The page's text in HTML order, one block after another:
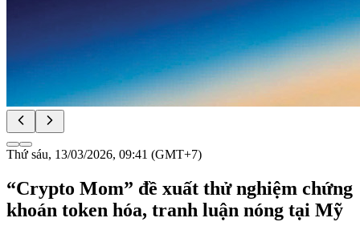
Thứ sáu, 13/03/2026, 09:41 (GMT+7)
“Crypto Mom” đề xuất thử nghiệm chứng
khoán token hóa, tranh luận nóng tại Mỹ